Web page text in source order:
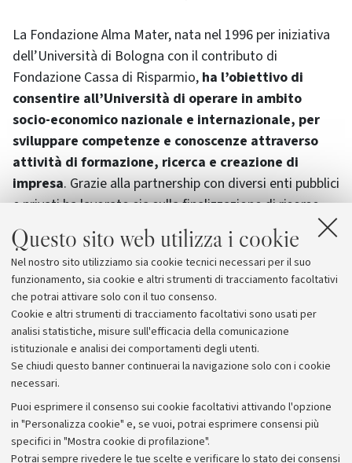
Questo sito web utilizza i cookie
Nel nostro sito utilizziamo sia cookie tecnici necessari per il suo
funzionamento, sia cookie e altri strumenti di tracciamento facoltativi
che potrai attivare solo con il tuo consenso.
Cookie e altri strumenti di tracciamento facoltativi sono usati per
analisi statistiche, misure sull'efficacia della comunicazione
istituzionale e analisi dei comportamenti degli utenti.
Se chiudi questo banner continuerai la navigazione solo con i cookie
necessari.
Puoi esprimere il consenso sui cookie facoltativi attivando l'opzione
in "Personalizza cookie" e, se vuoi, potrai esprimere consensi più
specifici in "Mostra cookie di profilazione".
Potrai sempre rivedere le tue scelte e verificare lo stato dei consensi
La Fondazione Alma Mater, nata nel 1996 per iniziativa
dell’Università di Bologna con il contributo di
Fondazione Cassa di Risparmio, ha l’obiettivo di
consentire all’Università di operare in ambito
socio-economico nazionale e internazionale, per
sviluppare competenze e conoscenze attraverso
attività di formazione, ricerca e creazione di
impresa. Grazie alla partnership con diversi enti pubblici
e privati ha lavorato sia sulla finalizzazione di risorse
già esistenti, di concerto con le Istituzioni, in specifico
per l’attivazione del sistema di Voucher formativi della
Regione Emilia Romagna, sia per attrarre nuovi
investimenti e aprire nuovi campi di indagine su cui
attivare alta formazione.
Archivio
Comunicati stampa
Redazione